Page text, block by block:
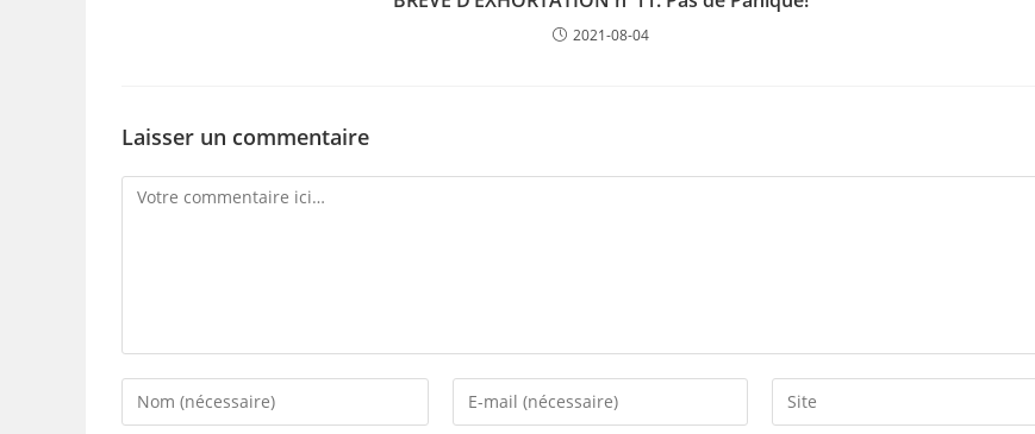
2021-08-04
Laisser un commentaire
Comment
Enter
your
Enter
your
Saisir
l’URL